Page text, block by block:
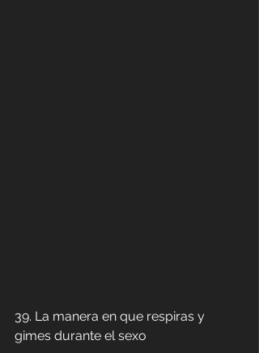
39. La manera en que respiras y
gimes durante el sexo